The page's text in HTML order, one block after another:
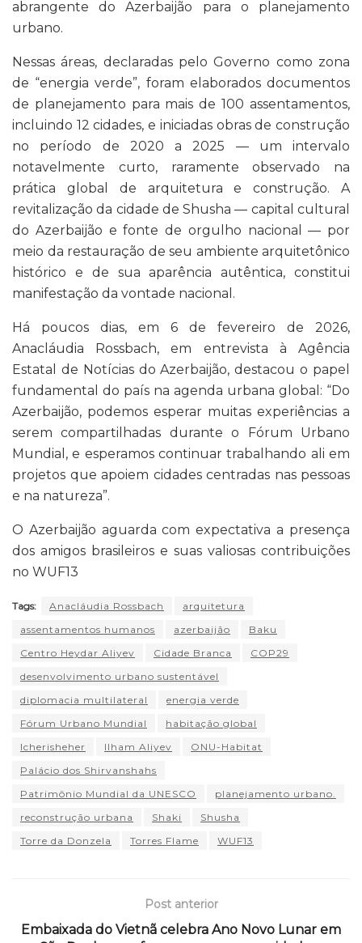
abrangente do Azerbaijão para o planejamento
urbano.
Nessas áreas, declaradas pelo Governo como zona
de “energia verde”, foram elaborados documentos
de planejamento para mais de 100 assentamentos,
incluindo 12 cidades, e iniciadas obras de construção
no período de 2020 a 2025 — um intervalo
notavelmente curto, raramente observado na
prática global de arquitetura e construção. A
revitalização da cidade de Shusha — capital cultural
do Azerbaijão e fonte de orgulho nacional — por
meio da restauração de seu ambiente arquitetônico
histórico e de sua aparência autêntica, constitui
manifestação da vontade nacional.
Há poucos dias, em 6 de fevereiro de 2026,
Anacláudia Rossbach, em entrevista à Agência
Estatal de Notícias do Azerbaijão, destacou o papel
fundamental do país na agenda urbana global: “Do
Azerbaijão, podemos esperar muitas experiências a
serem compartilhadas durante o Fórum Urbano
Mundial, e esperamos continuar trabalhando ali em
projetos que apoiem cidades centradas nas pessoas
e na natureza”.
O Azerbaijão aguarda com expectativa a presença
dos amigos brasileiros e suas valiosas contribuições
no WUF13
Tags: Anacláudia Rossbach
arquitetura
assentamentos humanos
azerbaijão
Baku
Centro Heydar Aliyev
Cidade Branca
COP29
desenvolvimento urbano sustentável
diplomacia multilateral
energia verde
Fórum Urbano Mundial
habitação global
Icherisheher
Ilham Aliyev
ONU-Habitat
Palácio dos Shirvanshahs
Patrimônio Mundial da UNESCO
planejamento urbano.
reconstrução urbana
Shaki
Shusha
Torre da Donzela
Torres Flame WUF13
Post anterior
Embaixada do Vietnã celebra Ano Novo Lunar em